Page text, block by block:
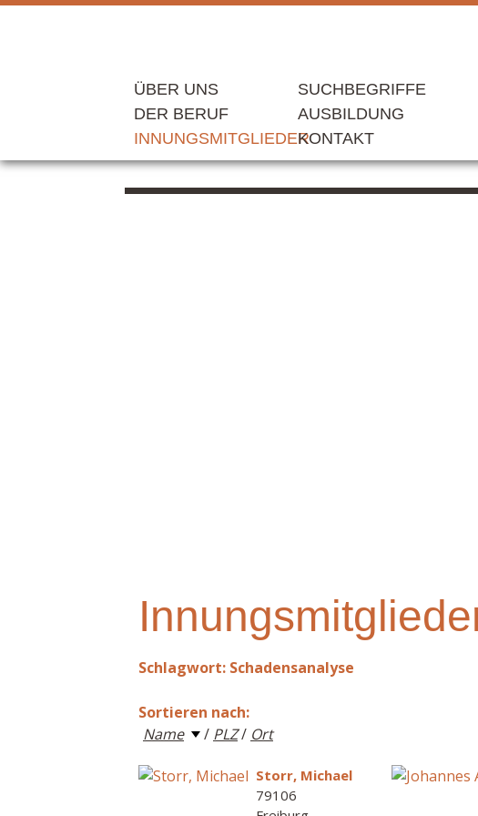
ÜBER UNS
DER BERUF
INNUNGSMITGLIEDER
SUCHBEGRIFFE
AUSBILDUNG
KONTAKT
Schlagwort: Schadensanalyse
Sortieren nach:
Name
/ PLZ/ Ort
Storr, Michael
79106